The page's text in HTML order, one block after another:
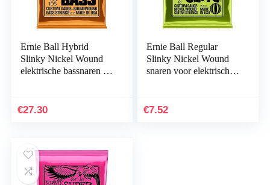
Ernie Ball Hybrid
Slinky Nickel Wound
elektrische bassnaren –
€27.30
Ernie Ball Regular
Slinky Nickel Wound
snaren voor elektrische
€7.52